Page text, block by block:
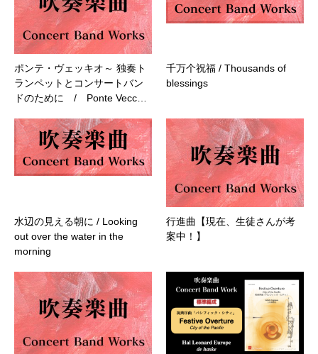
ポンテ・ヴェッキオ～ 独奏ト
ランペットとコンサートバン
ドのために / Ponte Vecc…
千万个祝福 / Thousands of
blessings
水辺の見える朝に / Looking
out over the water in the
morning
行進曲【現在、生徒さんが考
案中！】